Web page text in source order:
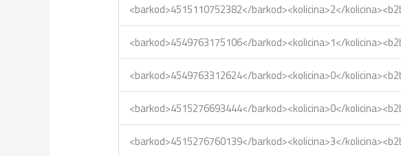
<barkod>4515110752382</barkod><kolicina>2</
<barkod>4549763175106</barkod><kolicina>1</
<barkod>4549763312624</barkod><kolicina>0</
<barkod>4515276693444</barkod><kolicina>0</
<barkod>4515276760139</barkod><kolicina>3</